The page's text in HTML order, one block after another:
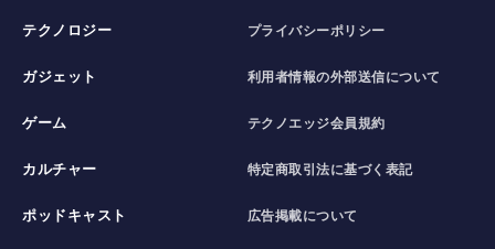
テクノロジー
ガジェット
ゲーム
カルチャー
ポッドキャスト
プライバシーポリシー
利用者情報の外部送信について
テクノエッジ会員規約
特定商取引法に基づく表記
広告掲載について